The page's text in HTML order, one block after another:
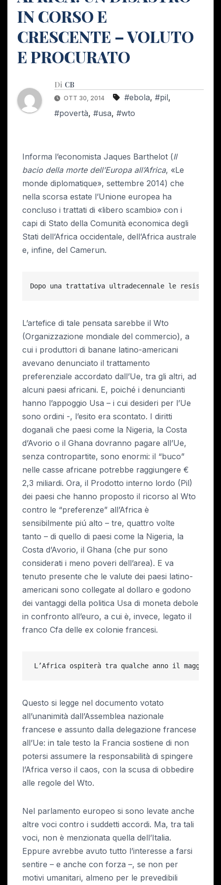
IN CORSO E
CRESCENTE – VOLUTO
E PROCURATO
Di CB
OTT 30, 2014 #ebola, #pil,
#povertà, #usa, #wto
Informa l’economista Jaques Barthelot (Il
bacio della morte dell’Europa all’Africa, «Le
monde diplomatique», settembre 2014) che
nella scorsa estate l’Unione europea ha
concluso i trattati di «libero scambio» con i
capi di Stato della Comunità economica degli
Stati dell’Africa occidentale, dell’Africa australe
e, infine, del Camerun.
Dopo una trattativa ultradecennale le
L’artefice di tale pensata sarebbe il Wto
(Organizzazione mondiale del commercio), a
cui i produttori di banane latino-americani
avevano denunciato il trattamento
preferenziale accordato dall’Ue, tra gli altri, ad
alcuni paesi africani. E, poiché i denuncianti
hanno l’appoggio Usa – i cui desideri per l’Ue
sono ordini -, l’esito era scontato. I diritti
doganali che paesi come la Nigeria, la Costa
d’Avorio o il Ghana dovranno pagare all’Ue,
senza contropartite, sono enormi: il “buco”
nelle casse africane potrebbe raggiungere €
2,3 miliardi. Ora, il Prodotto interno lordo (Pil)
dei paesi che hanno proposto il ricorso al Wto
contro le “preferenze” all’Africa è
sensibilmente piú alto – tre, quattro volte
tanto – di quello di paesi come la Nigeria, la
Costa d’Avorio, il Ghana (che pur sono
considerati i meno poveri dell’area). E va
tenuto presente che le valute dei paesi latino-
americani sono collegate al dollaro e godono
dei vantaggi della politica Usa di moneta debole
in confronto all’euro, a cui è, invece, legato il
franco Cfa delle ex colonie francesi.
L’Africa ospiterà tra qualche anno il maggior
Questo si legge nel documento votato
all’unanimità dall’Assemblea nazionale
francese e assunto dalla delegazione francese
all’Ue: in tale testo la Francia sostiene di non
potersi assumere la responsabilità di spingere
l’Africa verso il caos, con la scusa di obbedire
alle regole del Wto.
Nel parlamento europeo si sono levate anche
altre voci contro i suddetti accordi. Ma, tra tali
voci, non è menzionata quella dell’Italia.
Eppure avrebbe avuto tutto l’interesse a farsi
sentire – e anche con forza –, se non per
motivi umanitari, almeno per le prevedibili